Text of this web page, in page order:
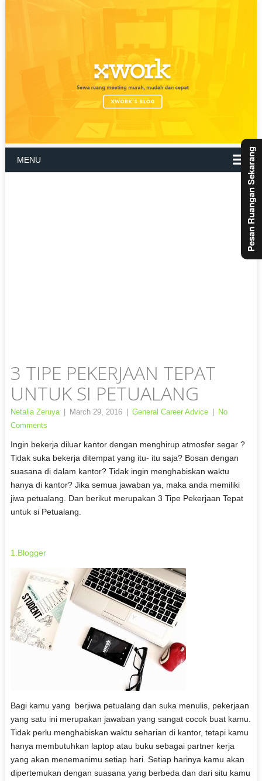
MENU
3 TIPE PEKERJAAN TEPAT
UNTUK SI PETUALANG
Netalia Zeruya March 29, 2016 General Career Advice
No
Comments
Ingin bekerja diluar kantor dengan menghirup atmosfer segar ?
Tidak suka bekerja ditempat yang itu- itu saja? Bosan dengan
suasana di dalam kantor? Tidak ingin menghabiskan waktu
hanya di kantor? Jika semua jawaban ya, maka anda memiliki
jiwa petualang. Dan berikut merupakan 3 Tipe Pekerjaan Tepat
untuk si Petualang.
1.Blogger
Bagi kamu yang berjiwa petualang dan suka menulis, pekerjaan
yang satu ini merupakan jawaban yang sangat cocok buat kamu.
Tidak perlu menghabiskan waktu seharian di kantor, tetapi kamu
hanya membutuhkan laptop atau buku sebagai partner kerja
yang akan menemanimu setiap hari. Setiap harinya kamu akan
dipertemukan dengan suasana yang berbeda dan dari situ kamu
Pesan Ruangan Sekarang